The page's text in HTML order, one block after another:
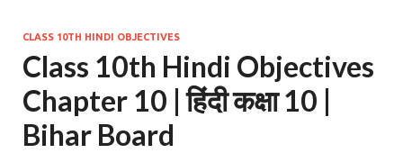
CLASS 10TH HINDI OBJECTIVES
Class 10th Hindi Objectives
Chapter 10 | हिंदी कक्षा 10 |
Bihar Board